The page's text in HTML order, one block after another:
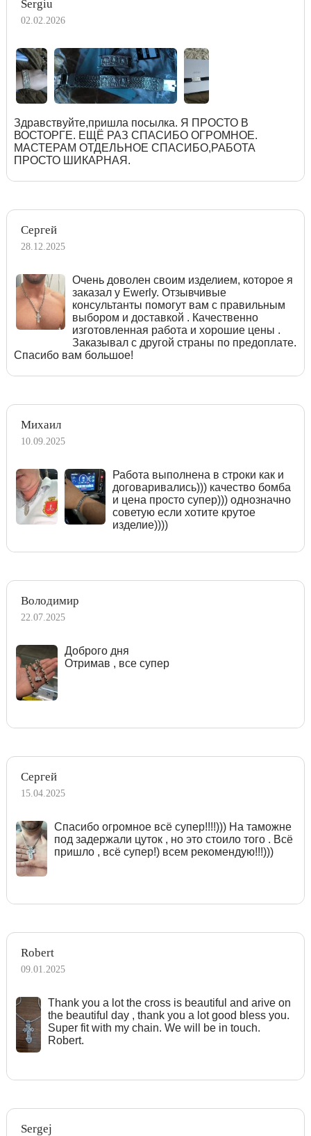
Sergiu
02.02.2026
Здравствуйте,пришла посылка. Я ПРОСТО В
ВОСТОРГЕ. ЕЩЁ РАЗ СПАСИБО ОГРОМНОЕ.
МАСТЕРАМ ОТДЕЛЬНОЕ СПАСИБО,РАБОТА
ПРОСТО ШИКАРНАЯ.
Сергей
28.12.2025
Очень доволен своим изделием, которое я
заказал у Ewerly. Отзывчивые
консультанты помогут вам с правильным
выбором и доставкой . Качественно
изготовленная работа и хорошие цены .
Заказывал с другой страны по предоплате.
Спасибо вам большое!
Михаил
10.09.2025
Работа выполнена в строки как и
договаривались))) качество бомба
и цена просто супер))) однозначно
советую если хотите крутое
изделие))))
Володимир
22.07.2025
Доброго дня
Отримав , все супер
Сергей
15.04.2025
Спасибо огромное всё супер!!!!))) На таможне
под задержали цуток , но это стоило того . Всё
пришло , всё супер!) всем рекомендую!!!)))
Robert
09.01.2025
Тhank you a lot the cross is beautiful and arive on
the beautiful day , thank you a lot good bless you.
Super fit with my chain. We will be in touch.
Robert.
Sergej